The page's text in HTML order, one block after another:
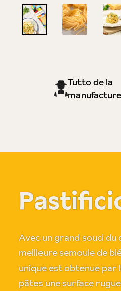
Tutto de la
manufacture
Avec un grand souci
meilleure semoule de
unique est obtenue par
pâtes une surface